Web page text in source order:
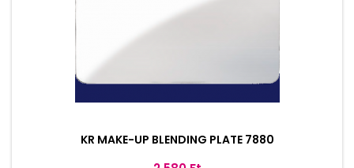
KR MAKE-UP BLENDING PLATE 7880